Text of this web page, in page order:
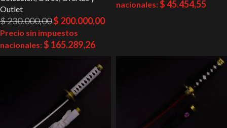
Outlet
$230.000,00$ 200.000,00
Precio sin impuestos
nacionales:$ 165.289,26
nacionales:$45.454,55